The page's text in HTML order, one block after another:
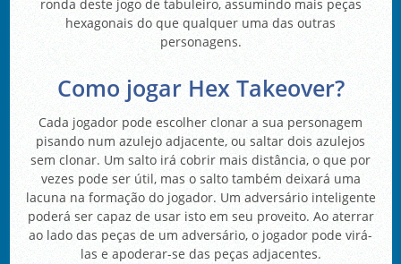
ronda deste jogo de tabuleiro, assumindo mais peças
hexagonais do que qualquer uma das outras
personagens.
Como jogar Hex Takeover?
Cada jogador pode escolher clonar a sua personagem
pisando num azulejo adjacente, ou saltar dois azulejos
sem clonar. Um salto irá cobrir mais distância, o que por
vezes pode ser útil, mas o salto também deixará uma
lacuna na formação do jogador. Um adversário inteligente
poderá ser capaz de usar isto em seu proveito. Ao aterrar
ao lado das peças de um adversário, o jogador pode virá-
las e apoderar-se das peças adjacentes.